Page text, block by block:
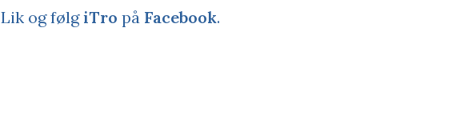
Lik og følgiTro på Facebook.